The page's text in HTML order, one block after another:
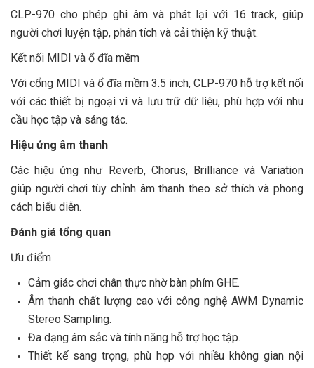
CLP-970 cho phép ghi âm và phát lại với 16 track, giúp
người chơi luyện tập, phân tích và cải thiện kỹ thuật.
Kết nối MIDI và ổ đĩa mềm
Với cổng MIDI và ổ đĩa mềm 3.5 inch, CLP-970 hỗ trợ kết nối
với các thiết bị ngoại vi và lưu trữ dữ liệu, phù hợp với nhu
cầu học tập và sáng tác.
Hiệu ứng âm thanh
Các hiệu ứng như Reverb, Chorus, Brilliance và Variation
giúp người chơi tùy chỉnh âm thanh theo sở thích và phong
cách biểu diễn.
Đánh giá tổng quan
Ưu điểm
Cảm giác chơi chân thực nhờ bàn phím GHE.
Âm thanh chất lượng cao với công nghệ AWM Dynamic
Stereo Sampling.
Đa dạng âm sắc và tính năng hỗ trợ học tập.
Thiết kế sang trọng, phù hợp với nhiều không gian nội